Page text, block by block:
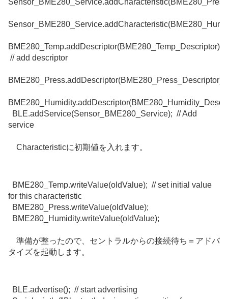
Sensor_BME280_Service.addCharacteristic
Sensor_BME280_Service.addCharacteristic
BME280_Temp.addDescriptor(BME280_Temp_Descriptor);
// add descriptor
BME280_Press.addDescriptor(BME280_Press_Descriptor);
BME280_Humidity.addDescriptor
BLE.addService(Sensor_BME280_Service); // Add
service
Characteristicに初期値を入れます。
BME280_Temp.writeValue(oldValue); // set initial value
for this characteristic
BME280_Press.writeValue(oldValue);
BME280_Humidity.writeValue(oldValue);
準備が整ったので、セントラルからの接続待ち＝アドバ
タイズを起動します。
BLE.advertise(); // start advertising